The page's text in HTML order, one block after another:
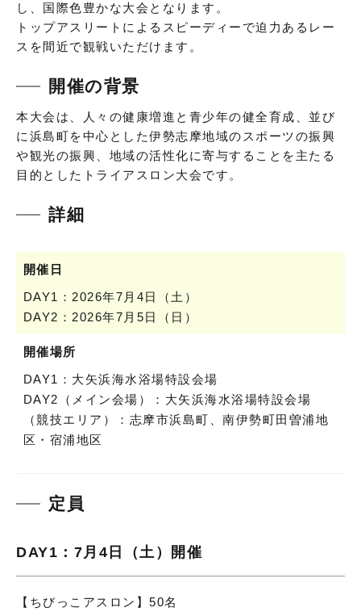
し、国際色豊かな大会となります。
トップアスリートによるスピーディーで迫力あるレー
スを間近で観戦いただけます。
開催の背景
本大会は、人々の健康増進と青少年の健全育成、並び
に浜島町を中心とした伊勢志摩地域のスポーツの振興
や観光の振興、地域の活性化に寄与することを主たる
目的としたトライアスロン大会です。
詳細
開催日
DAY1：2026年7月4日（土）
DAY2：2026年7月5日（日）
開催場所
DAY1：大矢浜海水浴場特設会場
DAY2（メイン会場）：大矢浜海水浴場特設会場
（競技エリア）：志摩市浜島町、南伊勢町田曽浦地
区・宿浦地区
定員
DAY1：7月4日（土）開催
【ちびっこアスロン】50名